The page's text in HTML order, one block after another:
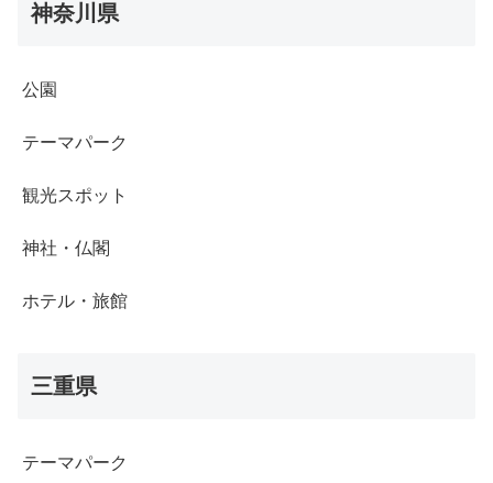
神奈川県
公園
テーマパーク
観光スポット
神社・仏閣
ホテル・旅館
三重県
テーマパーク